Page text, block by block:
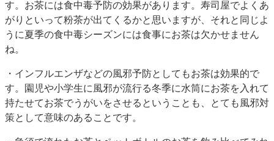
す。お茶には食中毒予防の効果があります。寿司屋でよくあ
がりといって粉茶が出てくるかと思いますが、それと同じよ
うに夏季の食中毒シーズンには食事にお茶は欠かせません
ね。
・インフルエンザなどの風邪予防としてもお茶は効果的で
す。園児や小学生に風邪が流行る冬季に水筒にお茶を入れて
持たせてお茶でうがいをさせるということも、とても風邪対
策として意味のあることです。